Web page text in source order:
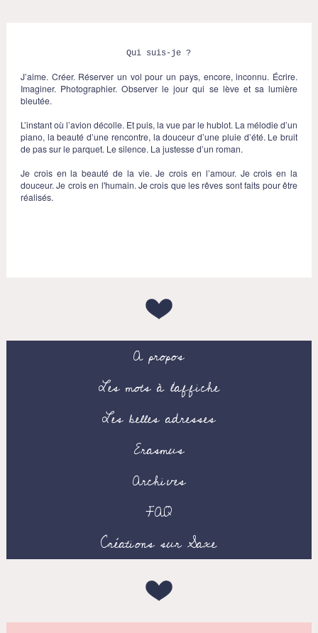
Qui suis-je ?
J’aime. Créer. Réserver un vol pour un pays, encore, inconnu. Écrire.
Imaginer. Photographier. Observer le jour qui se lève et sa lumière
bleutée.
L’instant où l’avion décolle. Et puis, la vue par le hublot. La mélodie d’un
piano, la beauté d’une rencontre, la douceur d’une pluie d’été. Le bruit
de pas sur le parquet. Le silence. La justesse d’un roman.
Je crois en la beauté de la vie. Je crois en l’amour. Je crois en la
douceur. Je crois en l'humain. Je crois que les rêves sont faits pour être
réalisés.
A propos
Les mots à l’affiche
Les belles adresses
Erasmus
Archives
FAQ
Créations sur Saxe